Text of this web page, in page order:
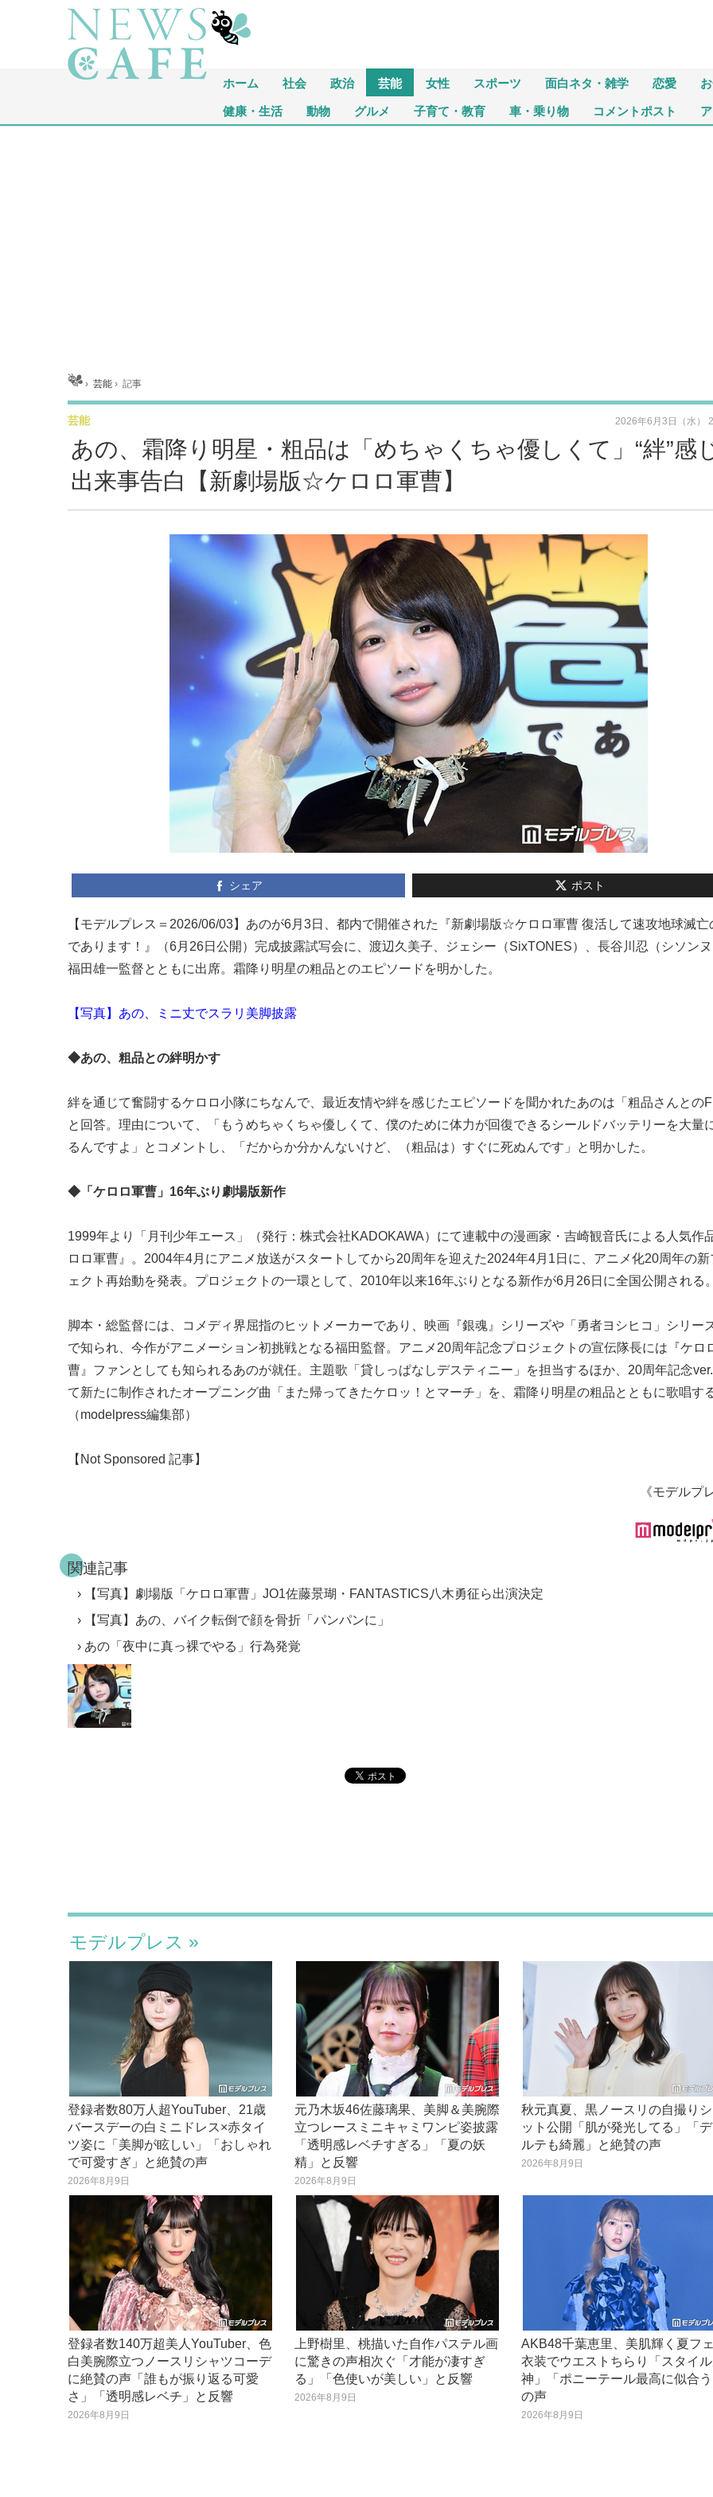
ホーム 社会 政治 芸能 女性 スポーツ 面白ネタ・雑学 恋愛
健康・生活 動物 グルメ 子育て・教育 車・乗り物 コメントポスト
ホーム ›芸能 ›記事
あの、霜降り明星・粗品は「めちゃくちゃ優しくて」“絆”感
出来事告白【新劇場版☆ケロロ軍曹】
芸能 2026年6月3日（水）
シェア ポスト
【モデルプレス＝2026/06/03】あのが6月3日、都内で開催された『新劇場版☆ケロロ軍曹 復活して速攻地球滅亡
であります！』（6月26日公開）完成披露試写会に、渡辺久美子、ジェシー（SixTONES）、長谷川忍（シソン
福田雄一監督とともに出席。霜降り明星の粗品とのエピソードを明かした。
【写真】あの、ミニ丈でスラリ美脚披露
◆あの、粗品との絆明かす
絆を通じて奮闘するケロロ小隊にちなんで、最近友情や絆を感じたエピソードを聞かれたあのは「粗品さんとの
と回答。理由について、「もうめちゃくちゃ優しくて、僕のために体力が回復できるシールドバッテリーを大量
るんですよ」とコメントし、「だからか分かんないけど、（粗品は）すぐに死ぬんです」と明かした。
◆「ケロロ軍曹」16年ぶり劇場版新作
1999年より「月刊少年エース」（発行：株式会社KADOKAWA）にて連載中の漫画家・吉崎観音氏による人気作
ロロ軍曹』。2004年4月にアニメ放送がスタートしてから20周年を迎えた2024年4月1日に、アニメ化20周年の
ェクト再始動を発表。プロジェクトの一環として、2010年以来16年ぶりとなる新作が6月26日に全国公開される
脚本・総監督には、コメディ界屈指のヒットメーカーであり、映画『銀魂』シリーズや「勇者ヨシヒコ」シリー
で知られ、今作がアニメーション初挑戦となる福田監督。アニメ20周年記念プロジェクトの宣伝隊長には『ケロ
曹』ファンとしても知られるあのが就任。主題歌「貸しっぱなしデスティニー」を担当するほか、20周年記念
て新たに制作されたオープニング曲「また帰ってきたケロッ！とマーチ」を、霜降り明星の粗品とともに歌唱す
（modelpress編集部）
【Not Sponsored 記事】
《モデルプ
関連記事
【写真】劇場版「ケロロ軍曹」JO1佐藤景瑚・FANTASTICS八木勇征ら出演決定
【写真】あの、バイク転倒で顔を骨折「パンパンに」
あの「夜中に真っ裸でやる」行為発覚
モデルプレス
登録者数80万人超YouTuber、21歳
バースデーの白ミニドレス×赤タイ
ツ姿に「美脚が眩しい」「おしゃれ
で可愛すぎ」と絶賛の声
2026年8月9日
元乃木坂46佐藤璃果、美脚＆美腕際
立つレースミニキャミワンピ姿披露
「透明感レベチすぎる」「夏の妖
精」と反響
2026年8月9日
秋元真夏、黒ノースリの自撮り
ット公開「肌が発光してる」「
ルテも綺麗」と絶賛の声
2026年8月9日
登録者数140万超美人YouTuber、色
白美腕際立つノースリシャツコーデ
に絶賛の声「誰もが振り返る可愛
さ」「透明感レベチ」と反響
2026年8月9日
上野樹里、桃描いた自作パステル画
に驚きの声相次ぐ「才能が凄すぎ
る」「色使いが美しい」と反響
2026年8月9日
AKB48千葉恵里、美肌輝く夏フ
衣装でウエストちらり「スタイ
神」「ポニーテール最高に似合
の声
2026年8月9日